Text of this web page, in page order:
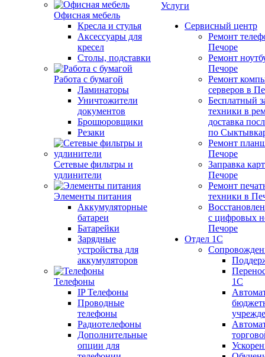
Офисная мебель
Кресла и стулья
Аксессуары для
кресел
Столы, подставки
Работа с бумагой
Ламинаторы
Уничтожители
документов
Брошюровщики
Резаки
Сетевые фильтры и
удлинители
Элементы питания
Аккумуляторные
батареи
Батарейки
Зарядные
устройства для
аккумуляторов
Телефоны
IP Телефоны
Проводные
телефоны
Радиотелефоны
Дополнительные
опции для
Услуги
Сервисный центр
Ремонт
Печоре
Ремонт
Печоре
Ремонт
серверов в
Бесплатный
техники в
доставка
по
Ремонт
Печоре
Заправка
Печоре
Ремонт
техники в
с цифровых
Печоре
Отдел 1С
1С